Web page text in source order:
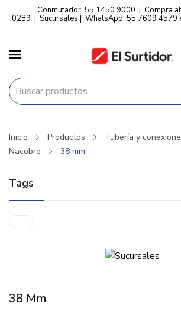
Conmutador: 55 1450 9000 | Compra
0289 | Sucursales | WhatsApp: 55 7609 4579
Inicio Productos Tubería y
Nacobre
38 mm
Tags
38 Mm